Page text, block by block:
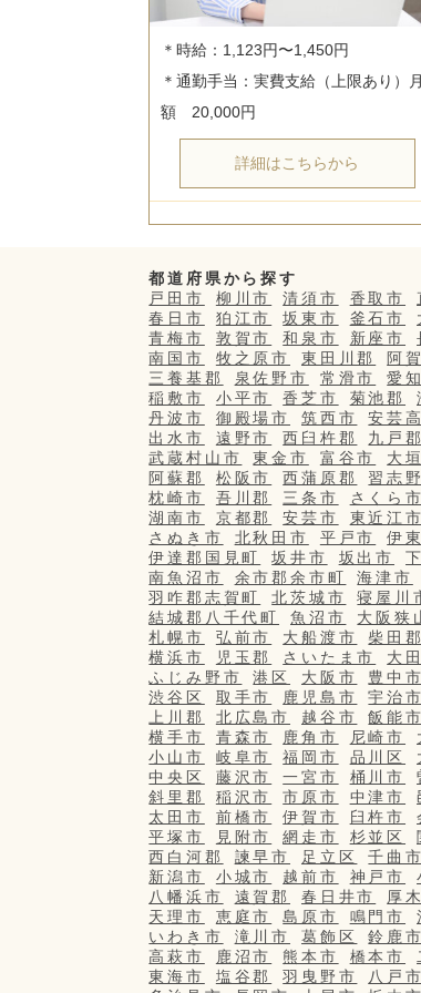
＊時給：1,123円〜1,450円
＊通勤手当：実費支給（上限あり）月
詳細はこちらから
都道府県から探す
戸田市
柳川市 清須市 香取市
春日市
狛江市 坂東市 釜石市
青梅市
敦賀市 和泉市 新座市
南国市
牧之原市 東田川郡 阿
三養基郡
泉佐野市 常滑市 愛
稲敷市
小平市 香芝市 菊池郡
丹波市
御殿場市 筑西市 安芸
出水市
遠野市 西臼杵郡 九戸郡
武蔵村山市
東金市 富谷市 大
阿蘇郡
松阪市 西蒲原郡 習志
枕崎市
吾川郡 三条市 さくら市
湖南市
京都郡 安芸市 東近江市
さぬき市
北秋田市 平戸市 伊
伊達郡国見町
坂井市 坂出市
南魚沼市
余市郡余市町 海津市
羽咋郡志賀町
北茨城市 寝屋川
結城郡八千代町
魚沼市 大阪狭
札幌市
弘前市 大船渡市 柴田郡
横浜市
児玉郡 さいたま市 大
ふじみ野市
港区 大阪市 豊中市
渋谷区
取手市 鹿児島市 宇治市
上川郡
北広島市 越谷市 飯能市
横手市
青森市 鹿角市 尼崎市
小山市
岐阜市 福岡市 品川区
中央区
藤沢市 一宮市 桶川市
斜里郡
稲沢市 市原市 中津市
太田市
前橋市 伊賀市 臼杵市
平塚市
見附市 網走市 杉並区
西白河郡
諫早市 足立区 千曲市
新潟市
小城市 越前市 神戸市
八幡浜市
遠賀郡 春日井市 厚
天理市
恵庭市 島原市 鳴門市
いわき市
滝川市 葛飾区 鈴鹿市
高萩市
鹿沼市 熊本市 橋本市
東海市
塩谷郡 羽曳野市 八戸市